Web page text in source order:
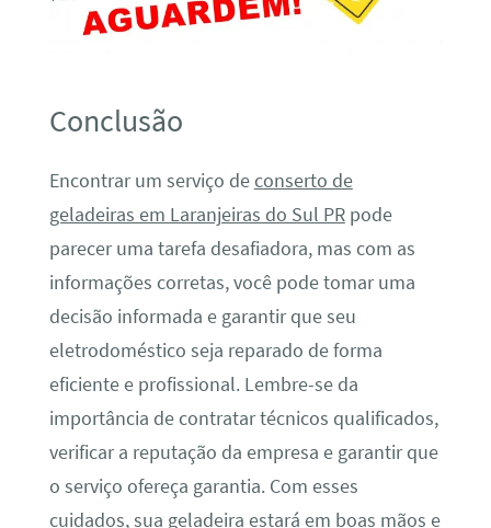
Conclusão
Encontrar um serviço deconserto de
geladeiras em Laranjeiras do Sul PRpode
parecer uma tarefa desafiadora, mas com as
informações corretas, você pode tomar uma
decisão informada e garantir que seu
eletrodoméstico seja reparado de forma
eficiente e profissional. Lembre-se da
importância de contratar técnicos qualificados,
verificar a reputação da empresa e garantir que
o serviço ofereça garantia. Com esses
cuidados, sua geladeira estará em boas mãos e